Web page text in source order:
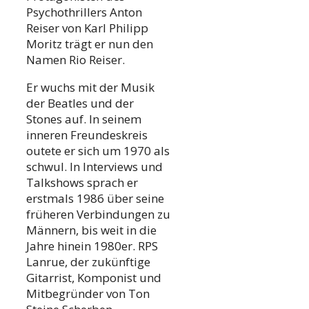
Psychothrillers Anton
Reiser von Karl Philipp
Moritz trägt er nun den
Namen Rio Reiser.
Er wuchs mit der Musik
der Beatles und der
Stones auf. In seinem
inneren Freundeskreis
outete er sich um 1970 als
schwul. In Interviews und
Talkshows sprach er
erstmals 1986 über seine
früheren Verbindungen zu
Männern, bis weit in die
Jahre hinein 1980er. RPS
Lanrue, der zukünftige
Gitarrist, Komponist und
Mitbegründer von Ton